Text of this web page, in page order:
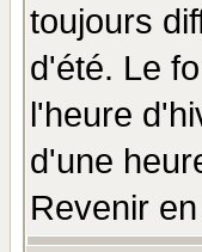
toujours
d'été. Le
l'heure
d'une
Revenir